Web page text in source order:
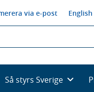
via e-post
Så styrs Sverige